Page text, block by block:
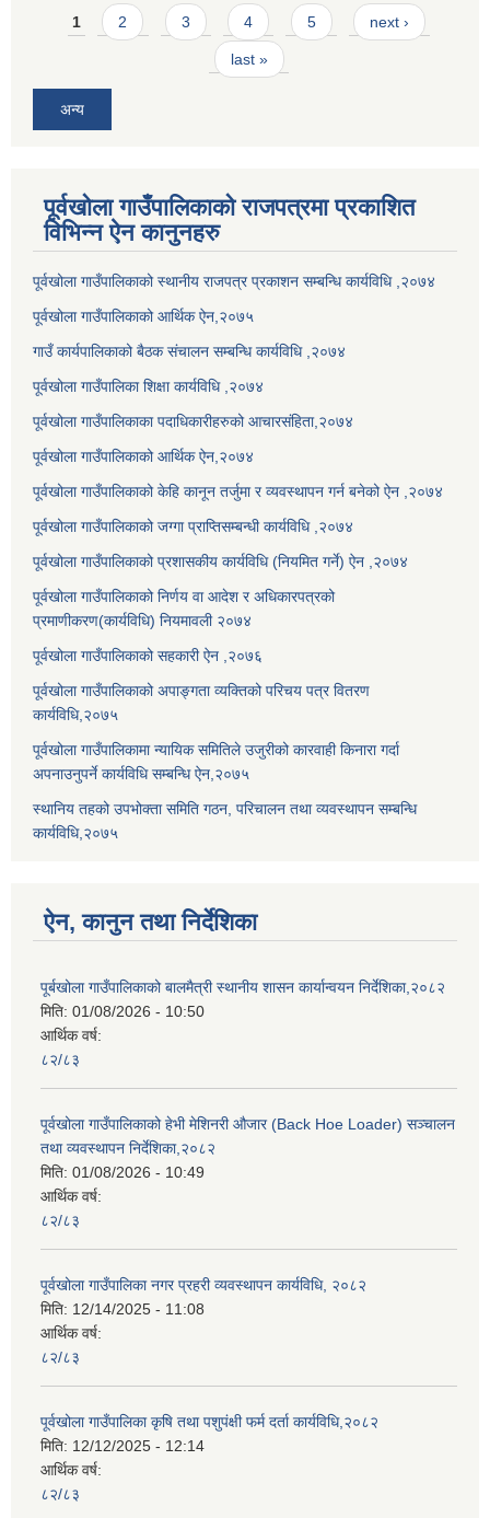
Pages
1 2 3 4 5 next ›
last »
अन्य
पूर्वखोला गाउँपालिकाको राजपत्रमा प्रकाशित
विभिन्न ऐन कानुनहरु
पूर्वखोला गाउँपालिकाको स्थानीय राजपत्र प्रकाशन सम्बन्धि कार्यविधि ,२०७४
पूर्वखोला गाउँपालिकाको आर्थिक ऐन,२०७५
गाउँ कार्यपालिकाको बैठक संचालन सम्बन्धि कार्यविधि ,२०७४
पूर्वखोला गाउँपालिका शिक्षा कार्यविधि ,२०७४
पूर्वखोला गाउँपालिकाका पदाधिकारीहरुको आचारसंहिता,२०७४
पूर्वखोला गाउँपालिकाको आर्थिक ऐन,२०७४
पूर्वखोला गाउँपालिकाको केहि कानून तर्जुमा र व्यवस्थापन गर्न बनेको ऐन ,२०७४
पूर्वखोला गाउँपालिकाको जग्गा प्राप्तिसम्बन्धी कार्यविधि ,२०७४
पूर्वखोला गाउँपालिकाको प्रशासकीय कार्यविधि (नियमित गर्ने) ऐन ,२०७४
पूर्वखोला गाउँपालिकाको निर्णय वा आदेश र अधिकारपत्रको
प्रमाणीकरण(कार्यविधि) नियमावली २०७४
पूर्वखोला गाउँपालिकाको सहकारी ऐन ,२०७६
पूर्वखोला गाउँपालिकाको अपाङ्गता व्यक्तिको परिचय पत्र वितरण
कार्यविधि,२०७५
पूर्वखोला गाउँपालिकामा न्यायिक समितिले उजुरीको कारवाही किनारा गर्दा
अपनाउनुपर्ने कार्यविधि सम्बन्धि ऐन,२०७५
स्थानिय तहको उपभोक्ता समिति गठन, परिचालन तथा व्यवस्थापन सम्बन्धि
कार्यविधि,२०७५
ऐन, कानुन तथा निर्देशिका
पूर्बखोला गाउँपालिकाको बालमैत्री स्थानीय शासन कार्यान्वयन निर्देशिका,२०८२
मिति: 01/08/2026 - 10:50
आर्थिक वर्ष:
८२/८३
पूर्वखोला गाउँपालिकाको हेभी मेशिनरी औजार (Back Hoe Loader) सञ्चालन
तथा व्यवस्थापन निर्देशिका,२०८२
मिति: 01/08/2026 - 10:49
आर्थिक वर्ष:
८२/८३
पूर्वखोला गाउँपालिका नगर प्रहरी व्यवस्थापन कार्यविधि, २०८२
मिति: 12/14/2025 - 11:08
आर्थिक वर्ष:
८२/८३
पूर्वखोला गाउँपालिका कृषि तथा पशुपंक्षी फर्म दर्ता कार्यविधि,२०८२
मिति: 12/12/2025 - 12:14
आर्थिक वर्ष:
८२/८३